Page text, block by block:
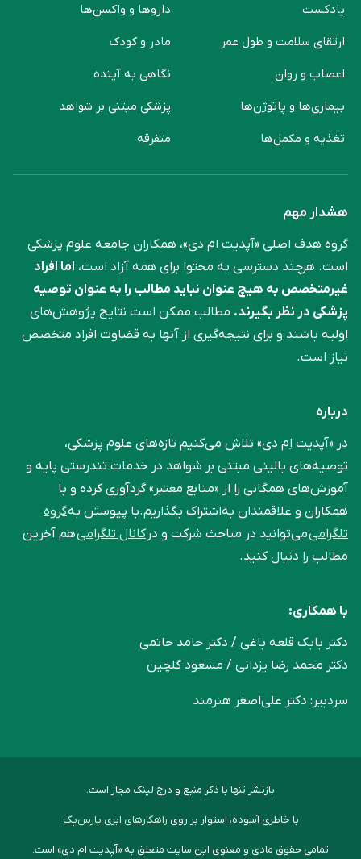
پادکست
ارتقای سلامت و طول عمر
اعصاب و روان
بیماری‌ها و پاتوژن‌ها
تغذیه و مکمل‌ها
دارو‌ها و واکسن‌ها
مادر و کودک
نگاهی به آینده
پزشکی مبتنی بر شواهد
متفرقه
هشدار مهم
گروه هدف اصلی «آپدیت ام دی»، همکاران جامعه علوم ‌پزشکی
است. هرچند دسترسی به محتوا برای همه آزاد است، اما افراد
غیرمتخصص به هیچ عنوان نباید مطالب را به عنوان توصیه
پزشکی در نظر بگیرند. مطالب ممکن است نتایج پژوهش‌های
اولیه باشند و برای نتیجه‌گیری از آنها به قضاوت افراد متخصص
نیاز است.
درباره
در «آپدیت اِم دی» تلاش می‌کنیم تازه‌های علوم پزشکی،
توصیه‌های بالینی مبتنی بر شواهد در خدمات تندرستی پایه و
آموزش‌های همگانی را از «منابع معتبر» گردآوری کرده و با
همکاران و علاقمندان به‌اشتراک بگذاریم.با پیوستن بهگروه
تلگرامیمی‌توانید در مباحث شرکت و درکانال تلگرامیهم آخرین
مطالب را دنبال کنید.
با همکاری:
دکتر بابک قلعه‌ باغی / دکتر حامد حاتمی
دکتر محمد رضا یزدانی / مسعود گلچین
سردبیر: دکتر علی‌اصغر هنرمند
بازنشر تنها با ذکر منبع و درج لینک مجاز است.
با خاطری آسوده، استوار بر روی راهکارهای ابری پارس‌پک
تمامی حقوق مادی و معنوی این سایت متعلق به «آپدیت ام دی» است.